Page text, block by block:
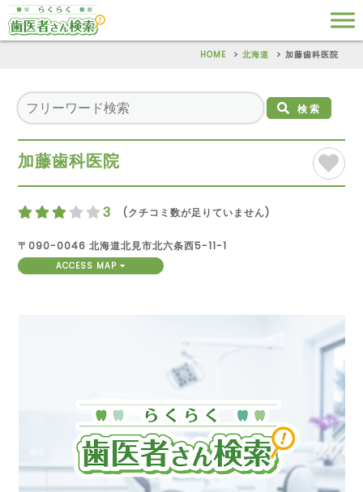
HOME 北海道 加藤歯科医院
検索
加藤歯科医院
3 (クチコミ数が足りていません)
〒090-0046 北海道北見市北六条西5-11-1
ACCESS MAP